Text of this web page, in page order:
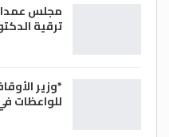
مجلس
ترقية
*وزير
للواعظات